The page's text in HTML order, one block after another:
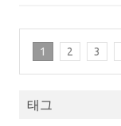
1 2 3
태그